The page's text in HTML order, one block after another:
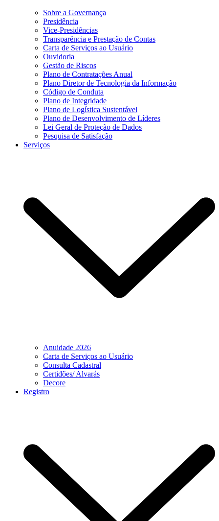
Sobre a Governança
Presidência
Vice-Presidências
Transparência e Prestação de Contas
Carta de Serviços ao Usuário
Ouvidoria
Gestão de Riscos
Plano de Contratações Anual
Plano Diretor de Tecnologia da Informação
Código de Conduta
Plano de Integridade
Plano de Logística Sustentável
Plano de Desenvolvimento de Líderes
Lei Geral de Proteção de Dados
Pesquisa de Satisfação
Serviços
Anuidade 2026
Carta de Serviços ao Usuário
Consulta Cadastral
Certidões/ Alvarás
Decore
Registro